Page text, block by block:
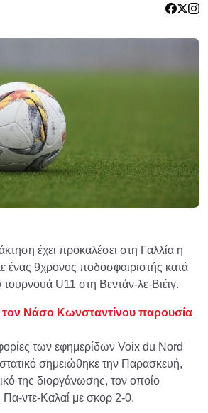
έχει προκαλέσει στη Γαλλία η
ένας 9χρονος ποδοσφαιριστής κατά
τουρνουά U11 στη Βεντάν-λε-Βιέιγ.
τον Νάσο Κωνσταντίνου παρουσία
των εφημερίδων Voix du Nord
σημειώθηκε την Παρασκευή,
της διοργάνωσης, τον οποίο
Πα-ντε-Καλαί με σκορ 2-0.